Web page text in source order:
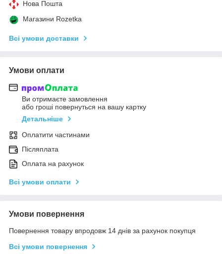
Нова Пошта
Магазини Rozetka
Всі умови доставки
Умови оплати
Ви отримаєте замовлення
або гроші повернуться на вашу картку
Детальніше
Оплатити частинами
Післяплата
Оплата на рахунок
Всі умови оплати
Умови повернення
Повернення товару впродовж 14 днів за рахунок покупця
Всі умови повернення